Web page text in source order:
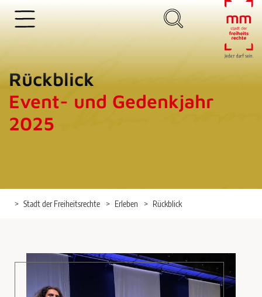
Hauptregion der Seite anspringen
Hauptnavigation der Seite anspringen
Rückblick
Event- und Gedenkjahr
2025
Stadt der Freiheitsrechte Erleben Rückblick